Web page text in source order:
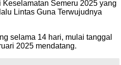
Semeru 2025 yang
Lintas Guna Terwujudnya
selama 14 hari, mulai tanggal
2025 mendatang.